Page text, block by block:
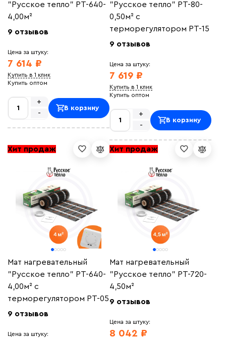
"Русское тепло" РТ-640-
4,00м²
9 отзывов
Цена за штуку:
7 614 ₽
Купить в 1 клик
Купить оптом
-
+
В корзину
"Русское тепло" РТ-80-
0,50м² с
терморегулятором РТ-15
9 отзывов
Цена за штуку:
7 619 ₽
Купить в 1 клик
Купить оптом
-
+
В корзину
Хит продаж
Мат нагревательный
"Русское тепло" РТ-640-
4,00м² с
терморегулятором РТ-05
9 отзывов
Цена за штуку:
Хит продаж
Мат нагревательный
"Русское тепло" РТ-720-
4,50м²
9 отзывов
Цена за штуку:
8 042 ₽